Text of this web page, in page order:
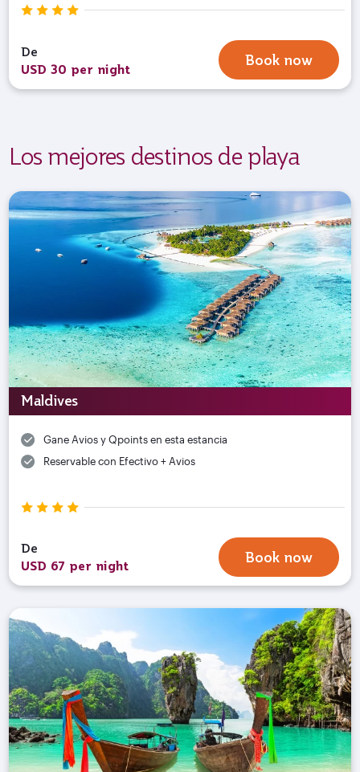
De
USD 30 per night
Book now
Los mejores destinos de playa
Maldives
Gane Avios y Qpoints en esta estancia
Reservable con Efectivo + Avios
De
USD 67 per night
Book now